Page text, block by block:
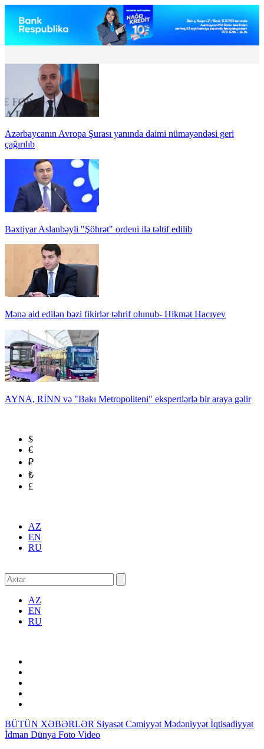
Azərbaycanın Avropa Şurası yanında daimi nümayəndəsi geri
çağırılıb
Bəxtiyar Aslanbəyli "Şöhrət" ordeni ilə təltif edilib
Mənə aid edilən bəzi fikirlər təhrif olunub- Hikmət Hacıyev
AYNA, RİNN və "Bakı Metropoliteni" ekspertlərlə bir araya gəlir
$
€
₽
₺
£
AZ
EN
RU
AZ
EN
RU
BÜTÜN XƏBƏRLƏR Siyasət Cəmiyyət Mədəniyyət İqtisadiyyat
İdman Dünya Foto Video